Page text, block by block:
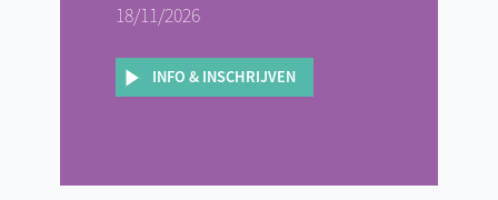
18/11/2026
INFO & INSCHRIJVEN